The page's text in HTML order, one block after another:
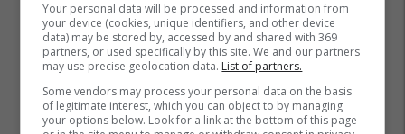
Your personal data will be processed and information from
your device (cookies, unique identifiers, and other device
data) may be stored by, accessed by and shared with 369
partners, or used specifically by this site. We and our partners
may use precise geolocation data. List of partners.
Some vendors may process your personal data on the basis
of legitimate interest, which you can object to by managing
your options below. Look for a link at the bottom of this page